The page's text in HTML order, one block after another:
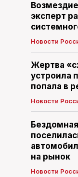
эксперт
Новости
Жертва
устроила
попала в
Новости
на рынок
Новости